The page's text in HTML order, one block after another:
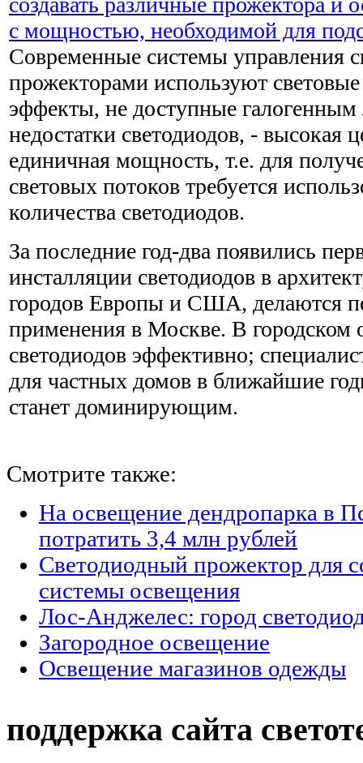
с мощностью, необходимой для
Современные системы управления
прожекторами используют
эффекты, не доступные
недостатки светодиодов, - высокая
единичная мощность, т.е. для
световых потоков требуется
количества светодиодов.
За последние год-два появились
инсталляции светодиодов в
городов Европы и США, делаются
применения в Москве. В городском
светодиодов эффективно;
для частных домов в ближайшие
станет доминирующим.
Смотрите также:
На освещение дендропарка в
потратить 3,4 млн рублей
Светодиодный прожектор для
системы освещения
Лос-Анджелес: город
Загородное освещение
Освещение магазинов одежды
поддержка сайта